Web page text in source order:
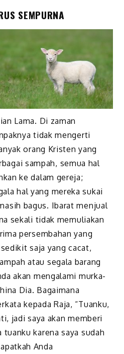
SEMPURNA
Lama. Di zaman
tidak mengerti
orang Kristen yang
sampah, semua hal
ke dalam gereja;
hal yang mereka sukai
bagus. Ibarat menjual
sekali tidak memuliakan
persembahan yang
saja yang cacat,
atau segala barang
akan mengalami murka-
Dia. Bagaimana
kepada Raja, “Tuanku,
jadi saya akan memberi
tuanku karena saya sudah
Anda